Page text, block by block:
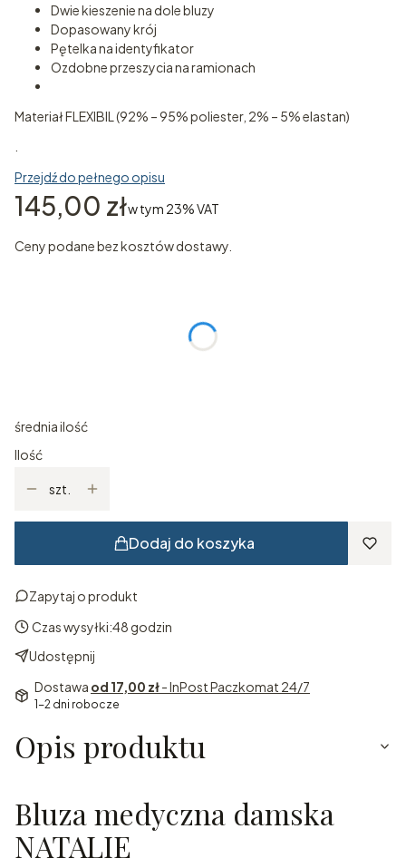
Dwie kieszenie na dole bluzy
Dopasowany krój
Pętelka na identyfikator
Ozdobne przeszycia na ramionach
Materiał FLEXIBIL (92% – 95% poliester, 2% – 5% elastan)
Przejdź do pełnego opisu
Cena
145,00 złw tym 23% VAT
w tym 23%VAT
Ceny podane bez kosztów dostawy.
średnia ilość
Ilość
szt.
Dodaj do koszyka
Zapytaj o produkt
Czas wysyłki:48 godzin
Udostępnij
Dostawa od 17,00 zł- InPost Paczkomat 24/7
1-2 dni robocze
Opis produktu
Bluza medyczna damska
NATALIE